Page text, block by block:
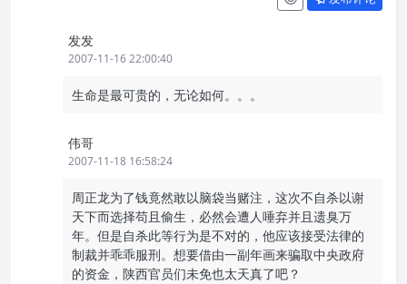
发发
2007-11-16 22:00:40
生命是最可贵的，无论如何。。。
伟哥
2007-11-18 16:58:24
周正龙为了钱竟然敢以脑袋当赌注，这次不自杀以谢
天下而选择苟且偷生，必然会遭人唾弃并且遗臭万
年。但是自杀此等行为是不对的，他应该接受法律的
制裁并乖乖服刑。想要借由一副年画来骗取中央政府
的资金，陕西官员们未免也太天真了吧？